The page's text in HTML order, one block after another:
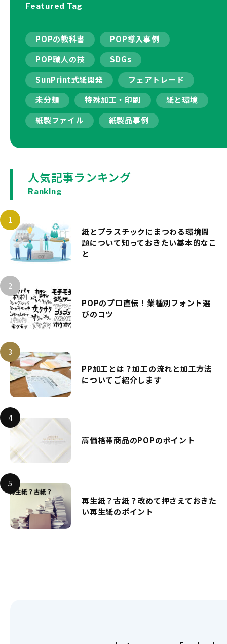
Featured Tag
POPの教科書
POP導入事例
POP職人の技
SDGs
SunPrint式紙開発
フェアトレード
未分類
特殊加工・印刷
紙と環境
紙製ファイル
紙製品事例
人気記事ランキング
Ranking
紙とプラスチックにまつわる環境問
題について知っておきたい基本的なこ
と
POPのプロ直伝！業種別フォント選
びのコツ
PP加工とは？加工の流れと加工方法
についてご紹介します
高価格帯商品のPOPのポイント
再生紙？古紙？改めて押さえておきた
い再生紙のポイント